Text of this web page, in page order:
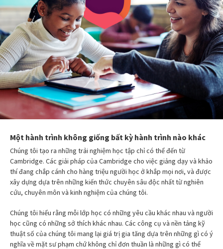
Một hành trình không giống bất kỳ hành trình nào khác
Chúng tôi tạo ra những trải nghiệm học tập chỉ có thể đến từ
Cambridge. Các giải pháp của Cambridge cho việc giảng dạy và khảo
thí đang chắp cánh cho hàng triệu người học ở khắp mọi nơi, và được
xây dựng dựa trên những kiến thức chuyên sâu độc nhất từ nghiên
cứu, chuyên môn và kinh nghiệm của chúng tôi.
Chúng tôi hiểu rằng mỗi lớp học có những yêu cầu khác nhau và người
học cũng có những sở thích khác nhau. Các công cụ và nền tảng kỹ
thuật số của chúng tôi mang lại giá trị gia tăng dựa trên những gì có ý
nghĩa về mặt sư phạm chứ không chỉ đơn thuần là những gì có thể